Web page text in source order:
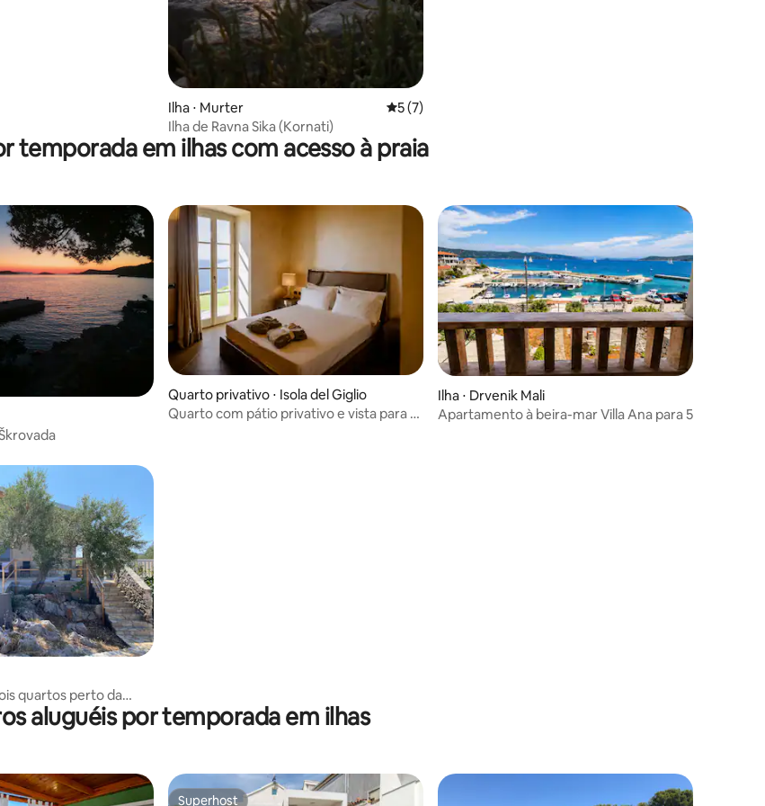
Ilha ⋅ Murter 5 de uma avaliação média de 5, 7 avaliações
5 (7)
Ilha de Ravna Sika (Kornati)
temporada em ilhas com acesso à praia
Quarto privativo ⋅ Isola del Giglio
Quarto com pátio privativo e vista para o
Ilha ⋅ Drvenik Mali
Apartamento à beira-mar Villa Ana para 5
quartos perto da
aluguéis por temporada em ilhas
Superhost